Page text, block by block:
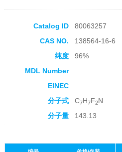
Catalog ID
80063257
CAS NO.
138564-16-6
纯度
96%
MDL Number
EINEC
分子式
C7H7F2N
分子量
143.13